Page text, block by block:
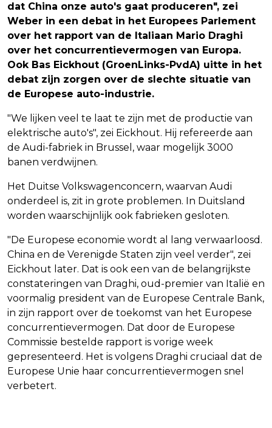
dat China onze auto's gaat produceren", zei
Weber in een debat in het Europees Parlement
over het rapport van de Italiaan Mario Draghi
over het concurrentievermogen van Europa.
Ook Bas Eickhout (GroenLinks-PvdA) uitte in het
debat zijn zorgen over de slechte situatie van
de Europese auto-industrie.
"We lijken veel te laat te zijn met de productie van
elektrische auto's", zei Eickhout. Hij refereerde aan
de Audi-fabriek in Brussel, waar mogelijk 3000
banen verdwijnen.
Het Duitse Volkswagenconcern, waarvan Audi
onderdeel is, zit in grote problemen. In Duitsland
worden waarschijnlijk ook fabrieken gesloten.
"De Europese economie wordt al lang verwaarloosd.
China en de Verenigde Staten zijn veel verder", zei
Eickhout later. Dat is ook een van de belangrijkste
constateringen van Draghi, oud-premier van Italië en
voormalig president van de Europese Centrale Bank,
in zijn rapport over de toekomst van het Europese
concurrentievermogen. Dat door de Europese
Commissie bestelde rapport is vorige week
gepresenteerd. Het is volgens Draghi cruciaal dat de
Europese Unie haar concurrentievermogen snel
verbetert.